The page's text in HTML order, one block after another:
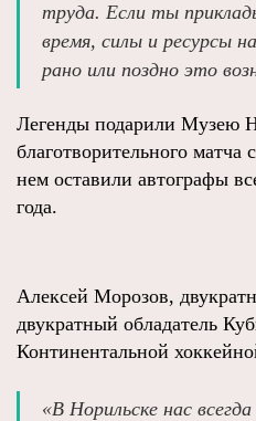
труда. Если ты
время, силы и ресурсы
рано или поздно это
Легенды подарили Музею
благотворительного
нем оставили автографы
года.
Алексей Морозов,
двукратный обладатель
Континентальной
«В Норильске нас